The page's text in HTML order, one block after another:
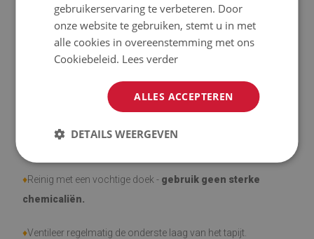
Het product is gemakkelijk schoon te maken, bestand tegen
vlekken en water.
verstrijken van de tijd (bijv. schaafwonden) niet vatbaar is
♦Reinig met een vochtige doek - gebruik geen sterke
chemicaliën.
♦Ventileer regelmatig de onderste laag van het tapijt.
gebruikerservaring te verbeteren. Door
onze website te gebruiken, stemt u in met
alle cookies in overeenstemming met ons
Cookiebeleid. Lees verder
ALLES ACCEPTEREN
DETAILS WEERGEVEN